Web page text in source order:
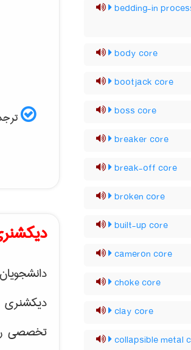
bedding-in
body core
bootjack core
boss core
breaker core
break-off core
broken core
built-up core
cameron core
choke core
clay core
collapsible metal
تخصصی